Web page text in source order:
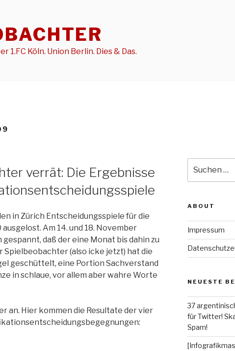
1.FC Köln. Union Berlin. Dies & Das.
verrät: Die Ergebnisse
in Zürich Entscheidungsspiele für die
Am 14. und 18. November
daß der eine Monat bis dahin zu
Spielbeobachter (also icke jetzt) hat die
geschüttelt, eine Portion Sachverstand
in schlaue, vor allem aber wahre Worte
an. Hier kommen die Resultate der vier
nach:
ABOUT
Impressum
NEUESTE
37
für Twitter!
Spam!